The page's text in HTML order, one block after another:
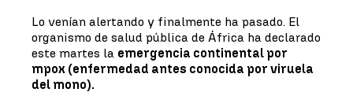
Lo venían alertando y finalmente ha pasado. El
organismo de salud pública de África ha declarado
este martes la emergencia continental por
mpox (enfermedad antes conocida por viruela
del mono).